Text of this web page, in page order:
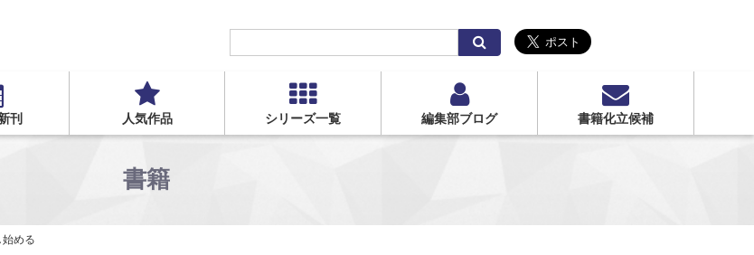
索
刊 人気作品 シリーズ一覧 編集部ブログ 書籍化立候補
書籍
める